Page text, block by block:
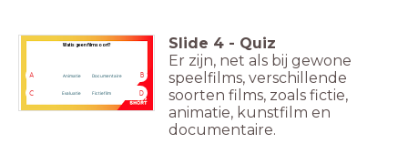
Wat is geen filmsoort?
A Animatie B
Documentaire
C Evaluatie D
Fictiefilm
Slide 4 - Quiz
Er zijn, net als bij gewone
speelfilms, verschillende
soorten films, zoals fictie,
animatie, kunstfilm en
documentaire.